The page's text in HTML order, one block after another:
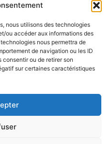
nous utilisons des technologies
ou accéder aux informations des
nous permettra de
de navigation ou les ID
consentir ou de retirer son
sur certaines caractéristiques
une douce folie sur la